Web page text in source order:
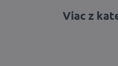
Viac z